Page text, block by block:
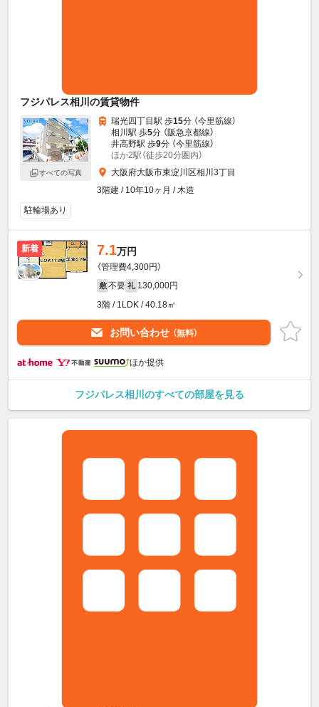
フジパレス相川の賃貸物件
すべての写真
瑞光四丁目駅 歩15分 （今里筋線）
相川駅 歩5分 （阪急京都線）
井高野駅 歩9分 （今里筋線）
ほか2駅（徒歩20分圏内）
大阪府大阪市東淀川区相川3丁目
3階建 / 10年10ヶ月 / 木造
駐輪場あり
新着 7.1万円
（管理費4,300円）
敷 不要 礼 130,000円
3階 / 1LDK / 40.18㎡
お問い合わせ （無料）
ほか提供
フジパレス相川のすべての部屋を見る